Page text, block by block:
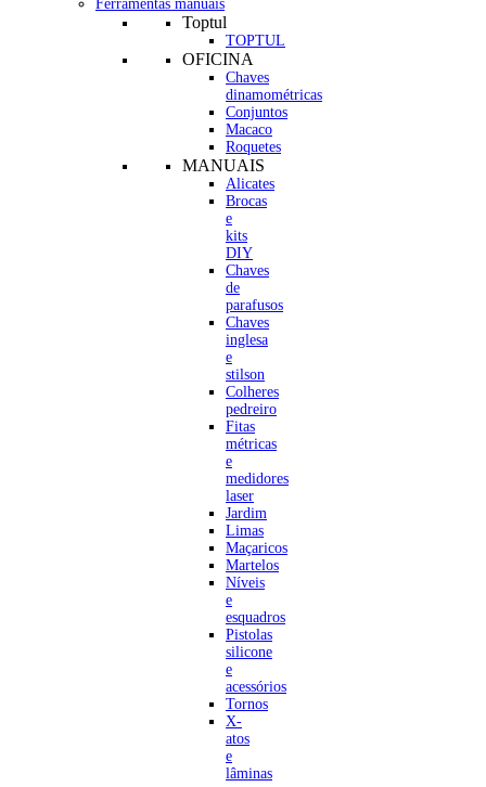
Ferramentas manuais
Toptul
TOPTUL
OFICINA
Chaves
dinamométricas
Conjuntos
Macaco
Roquetes
MANUAIS
Alicates
Brocas
e
kits
DIY
Chaves
de
parafusos
Chaves
inglesa
e
stilson
Colheres
pedreiro
Fitas
métricas
e
medidores
laser
Jardim
Limas
Maçaricos
Martelos
Níveis
e
esquadros
Pistolas
silicone
e
acessórios
Tornos
X-
atos
e
lâminas